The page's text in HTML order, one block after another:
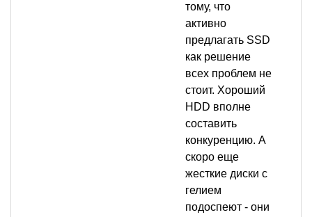
тому, что
активно
предлагать SSD
как решение
всех проблем не
стоит. Хороший
HDD вполне
составить
конкуренцию. А
скоро еще
жесткие диски с
гелием
подоспеют - они